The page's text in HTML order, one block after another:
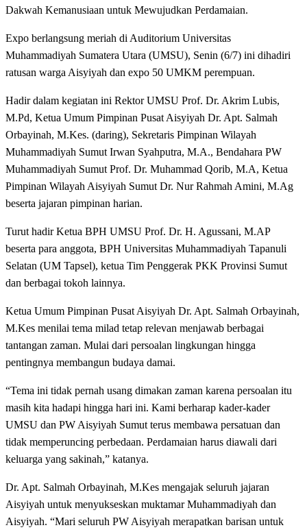
Dakwah Kemanusiaan untuk Mewujudkan Perdamaian.
Expo berlangsung meriah di Auditorium Universitas
Muhammadiyah Sumatera Utara (UMSU), Senin (6/7) ini dihadiri
ratusan warga Aisyiyah dan expo 50 UMKM perempuan.
Hadir dalam kegiatan ini Rektor UMSU Prof. Dr. Akrim Lubis,
M.Pd, Ketua Umum Pimpinan Pusat Aisyiyah Dr. Apt. Salmah
Orbayinah, M.Kes. (daring), Sekretaris Pimpinan Wilayah
Muhammadiyah Sumut Irwan Syahputra, M.A., Bendahara PW
Muhammadiyah Sumut Prof. Dr. Muhammad Qorib, M.A, Ketua
Pimpinan Wilayah Aisyiyah Sumut Dr. Nur Rahmah Amini, M.Ag
beserta jajaran pimpinan harian.
Turut hadir Ketua BPH UMSU Prof. Dr. H. Agussani, M.AP
beserta para anggota, BPH Universitas Muhammadiyah Tapanuli
Selatan (UM Tapsel), ketua Tim Penggerak PKK Provinsi Sumut
dan berbagai tokoh lainnya.
Ketua Umum Pimpinan Pusat Aisyiyah Dr. Apt. Salmah Orbayinah,
M.Kes menilai tema milad tetap relevan menjawab berbagai
tantangan zaman. Mulai dari persoalan lingkungan hingga
pentingnya membangun budaya damai.
“Tema ini tidak pernah usang dimakan zaman karena persoalan itu
masih kita hadapi hingga hari ini. Kami berharap kader-kader
UMSU dan PW Aisyiyah Sumut terus membawa persatuan dan
tidak memperuncing perbedaan. Perdamaian harus diawali dari
keluarga yang sakinah,” katanya.
Dr. Apt. Salmah Orbayinah, M.Kes mengajak seluruh jajaran
Aisyiyah untuk menyukseskan muktamar Muhammadiyah dan
Aisyiyah. “Mari seluruh PW Aisyiyah merapatkan barisan untuk